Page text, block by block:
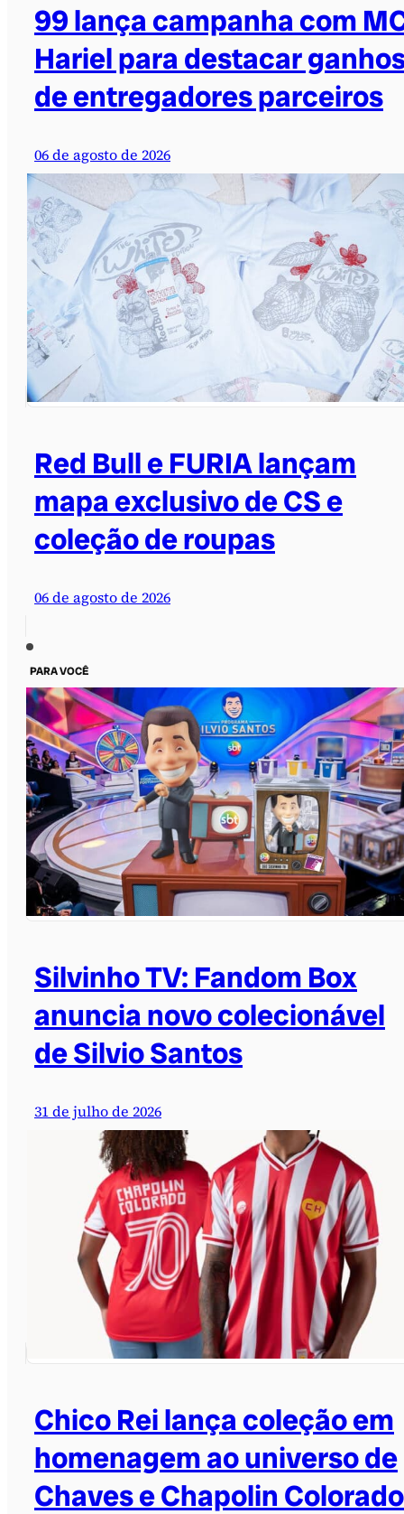
99 lança campanha com
Hariel para destacar
de entregadores parceiros
06 de agosto de 2026
Red Bull e FURIA lançam
mapa exclusivo de CS e
coleção de roupas
06 de agosto de 2026
PARA VOCÊ
Silvinho TV: Fandom Box
anuncia novo colecionável
de Silvio Santos
31 de julho de 2026
Chico Rei lança coleção em
homenagem ao universo de
Chaves e Chapolin Colorado